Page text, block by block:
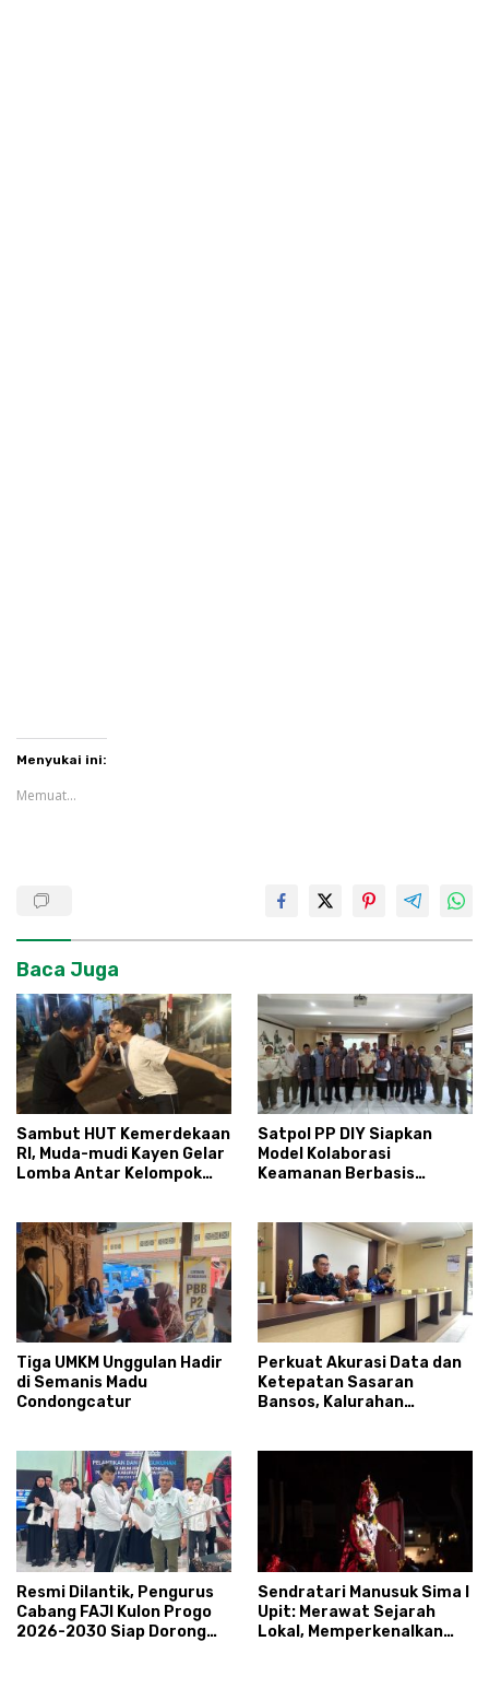
Menyukai ini:
Memuat...
Baca Juga
Sambut HUT Kemerdekaan
RI, Muda-mudi Kayen Gelar
Lomba Antar Kelompok
Satpol PP DIY Siapkan
Model Kolaborasi
Keamanan Berbasis
Tiga UMKM Unggulan Hadir
di Semanis Madu
Condongcatur
Perkuat Akurasi Data dan
Ketepatan Sasaran
Bansos, Kalurahan
Resmi Dilantik, Pengurus
Cabang FAJI Kulon Progo
2026-2030 Siap Dorong
Sendratari Manusuk Sima I
Upit: Merawat Sejarah
Lokal, Memperkenalkan